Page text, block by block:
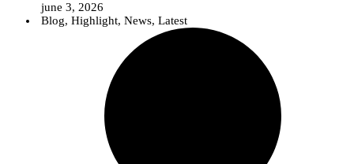
june 3, 2026
Blog, Highlight, News, Latest